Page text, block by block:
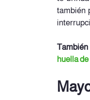
también
huella